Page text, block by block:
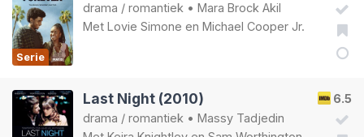
Serie
drama / romantiek • Mara Brock Akil
Met Lovie Simone en Michael Cooper Jr.
6.5
Last Night (2010)
drama / romantiek • Massy Tadjedin